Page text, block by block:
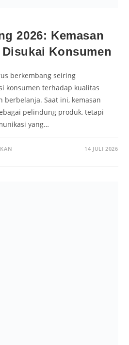
2026: Kemasan
Konsumen
berkembang seiring
konsumen terhadap kualitas
berbelanja. Saat ini, kemasan
pelindung produk, tetapi
yang…
14 JULI 2026